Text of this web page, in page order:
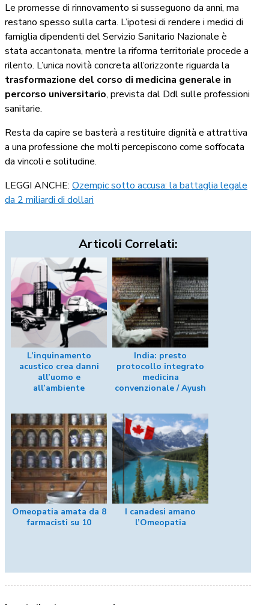
Le promesse di rinnovamento si susseguono da anni, ma
restano spesso sulla carta. L’ipotesi di rendere i medici di
famiglia dipendenti del Servizio Sanitario Nazionale è
stata accantonata, mentre la riforma territoriale procede a
rilento. L’unica novità concreta all’orizzonte riguarda la
trasformazione del corso di medicina generale in
percorso universitario, prevista dal Ddl sulle professioni
sanitarie.
Resta da capire se basterà a restituire dignità e attrattiva
a una professione che molti percepiscono come soffocata
da vincoli e solitudine.
LEGGI ANCHE: Ozempic sotto accusa: la battaglia legale
da 2 miliardi di dollari
Articoli Correlati:
L’inquinamento
acustico crea danni
all’uomo e
all’ambiente
India: presto
protocollo integrato
medicina
convenzionale / Ayush
Omeopatia amata da 8
farmacisti su 10
I canadesi amano
l’Omeopatia